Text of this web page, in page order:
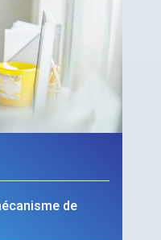
de